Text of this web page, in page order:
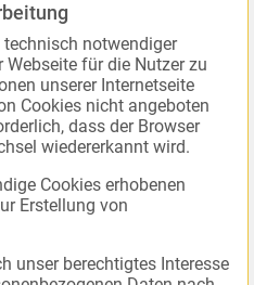
technisch notwendiger
für die Nutzer zu
unserer Internetseite
Cookies nicht angeboten
dass der Browser
wiedererkannt wird.
Cookies erhobenen
Erstellung von
unser berechtigtes Interesse